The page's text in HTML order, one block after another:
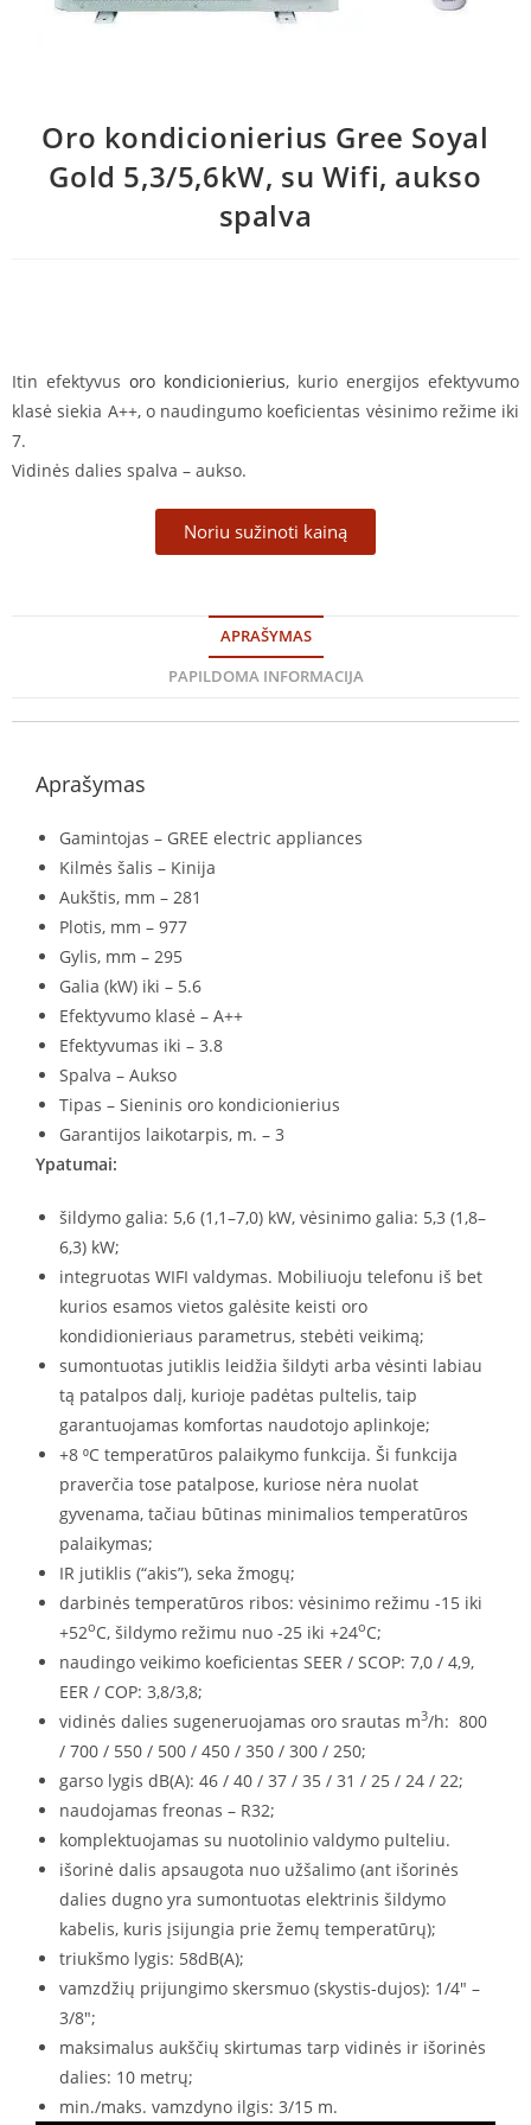
Oro kondicionierius Gree Soyal
Gold 5,3/5,6kW, su Wifi, aukso
spalva
Itin efektyvus oro kondicionierius, kurio energijos efektyvumo
klasė siekia A++, o naudingumo koeficientas vėsinimo režime iki
7.
Vidinės dalies spalva – aukso.
Noriu sužinoti kainą
APRAŠYMAS
PAPILDOMA INFORMACIJA
Aprašymas
Gamintojas – GREE electric appliances
Kilmės šalis – Kinija
Aukštis, mm – 281
Plotis, mm – 977
Gylis, mm – 295
Galia (kW) iki – 5.6
Efektyvumo klasė – A++
Efektyvumas iki – 3.8
Spalva – Aukso
Tipas – Sieninis oro kondicionierius
Garantijos laikotarpis, m. – 3
Ypatumai:
šildymo galia: 5,6 (1,1–7,0) kW, vėsinimo galia: 5,3 (1,8–
6,3) kW;
integruotas WIFI valdymas. Mobiliuoju telefonu iš bet
kurios esamos vietos galėsite keisti oro
kondidionieriaus parametrus, stebėti veikimą;
sumontuotas jutiklis leidžia šildyti arba vėsinti labiau
tą patalpos dalį, kurioje padėtas pultelis, taip
garantuojamas komfortas naudotojo aplinkoje;
+8 ⁰C temperatūros palaikymo funkcija. Ši funkcija
praverčia tose patalpose, kuriose nėra nuolat
gyvenama, tačiau būtinas minimalios temperatūros
palaikymas;
IR jutiklis (“akis”), seka žmogų;
darbinės temperatūros ribos: vėsinimo režimu -15 iki
+52oC, šildymo režimu nuo -25 iki +24oC;
naudingo veikimo koeficientas SEER / SCOP: 7,0 / 4,9,
EER / COP: 3,8/3,8;
vidinės dalies sugeneruojamas oro srautas m3/h: 800
/ 700 / 550 / 500 / 450 / 350 / 300 / 250;
garso lygis dB(A): 46 / 40 / 37 / 35 / 31 / 25 / 24 / 22;
naudojamas freonas – R32;
komplektuojamas su nuotolinio valdymo pulteliu.
išorinė dalis apsaugota nuo užšalimo (ant išorinės
dalies dugno yra sumontuotas elektrinis šildymo
kabelis, kuris įsijungia prie žemų temperatūrų);
triukšmo lygis: 58dB(A);
vamzdžių prijungimo skersmuo (skystis-dujos): 1/4″ –
3/8″;
maksimalus aukščių skirtumas tarp vidinės ir išorinės
dalies: 10 metrų;
min./maks. vamzdyno ilgis: 3/15 m.